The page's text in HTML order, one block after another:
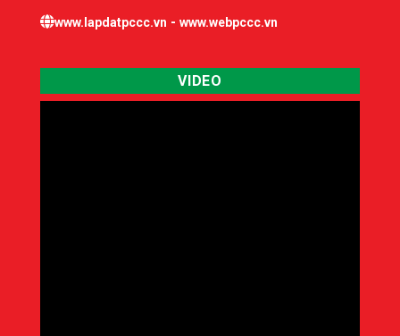
www.lapdatpccc.vn - www.webpccc.vn
VIDEO